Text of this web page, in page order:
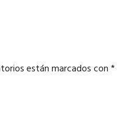
están marcados con*